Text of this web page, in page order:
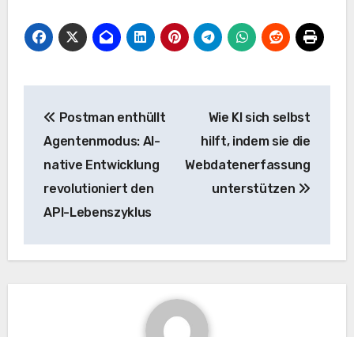
Navigation
Postman enthüllt
Agentenmodus: AI-
native Entwicklung
revolutioniert den
API-Lebenszyklus
Wie KI sich selbst
hilft, indem sie die
Webdatenerfassung
unterstützen